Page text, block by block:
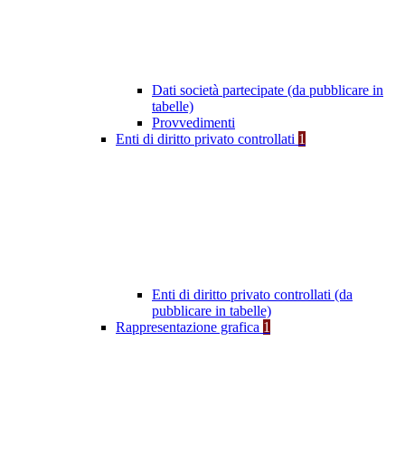
Dati società partecipate (da pubblicare in
tabelle)
Provvedimenti
Enti di diritto privato controllati 1
Enti di diritto privato controllati (da
pubblicare in tabelle)
Rappresentazione grafica 1